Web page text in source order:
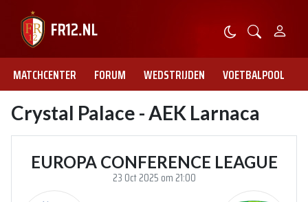
MATCHCENTER FORUM WEDSTRIJDEN VOETBALPOOL
Crystal Palace - AEK Larnaca
EUROPA CONFERENCE LEAGUE
23 Oct 2025 om 21:00